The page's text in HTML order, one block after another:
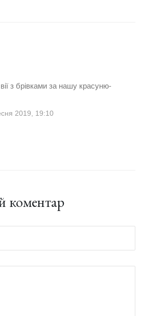
з брівками за нашу красуню-
2019, 19:10
коментар